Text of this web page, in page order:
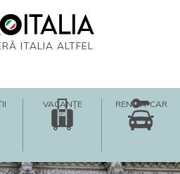
ITALIA ALTFEL
VACANȚE RENT-A-CAR